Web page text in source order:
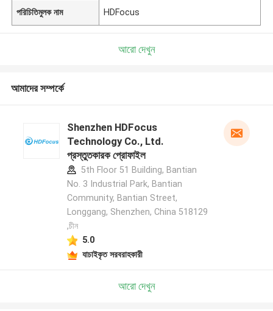
পরিচিতিমুলক নাম HDFocus
আরো দেখুন
আমাদের সম্পর্কে
Shenzhen HDFocus
Technology Co., Ltd.
প্রস্তুতকারক প্রোফাইল
5th Floor 51 Building, Bantian
No. 3 Industrial Park, Bantian
Community, Bantian Street,
Longgang, Shenzhen, China 518129
,চীন
5.0
যাচাইকৃত সরবরাহকারী
আরো দেখুন